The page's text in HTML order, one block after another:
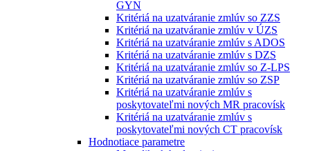
GYN
Kritériá na uzatváranie zmlúv so ZZS
Kritériá na uzatváranie zmlúv v ÚZS
Kritériá na uzatváranie zmlúv s ADOS
Kritériá na uzatváranie zmlúv s DZS
Kritériá na uzatváranie zmlúv so Z-LPS
Kritériá na uzatváranie zmlúv so ZSP
Kritériá na uzatváranie zmlúv s
poskytovateľmi nových MR pracovísk
Kritériá na uzatváranie zmlúv s
poskytovateľmi nových CT pracovísk
Hodnotiace parametre